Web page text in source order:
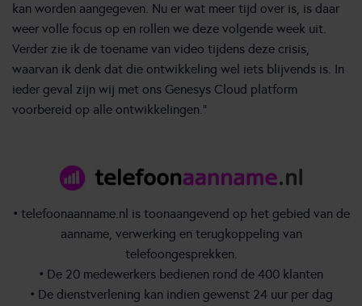
kan worden aangegeven. Nu er wat meer tijd over is, is daar
weer volle focus op en rollen we deze volgende week uit.
Verder zie ik de toename van video tijdens deze crisis,
waarvan ik denk dat die ontwikkeling wel iets blijvends is. In
ieder geval zijn wij met ons Genesys Cloud platform
voorbereid op alle ontwikkelingen.”
• telefoonaanname.nl is toonaangevend op het gebied van de
aanname, verwerking en terugkoppeling van
telefoongesprekken.
• De 20 medewerkers bedienen rond de 400 klanten
• De dienstverlening kan indien gewenst 24 uur per dag